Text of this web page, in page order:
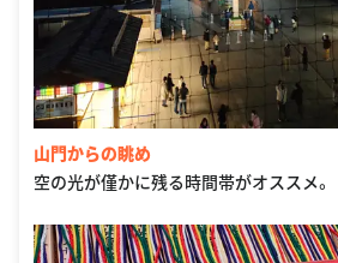
山門からの眺め
空の光が僅かに残る時間帯がオススメ。